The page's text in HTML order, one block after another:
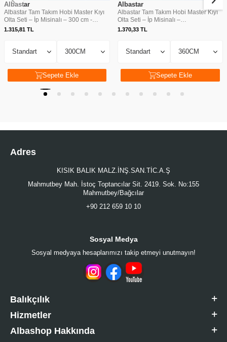
Albastar
Albastar Tam Takım Hobi Master Kıyı
Olta Seti – İp Misinalı – 300 cm -
TTS104
1.315,81 TL
Sepete Ekle
Albastar
Albastar Tam Takım Hobi Master Kıyı
Olta Seti – İp Misinalı –
360 cm - TTS120
1.370,33TL
Sepete Ekle
Adres
KISIK BALIK MALZ.İNŞ.SAN.TİC.A.Ş
Mahmutbey Mah. İstoç Toptancılar Sit. 2419. Sok. No:155
Mahmutbey/Bağcılar
+90 212 659 10 10
Sosyal Medya
Sosyal medyaya hesaplarımızı takip etmeyi unutmayın!
Balıkçılık
Hizmetler
Albashop Hakkında